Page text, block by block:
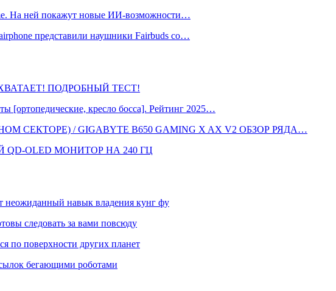
На ней покажут новые ИИ-возможности…
представили наушники Fairbuds со…
ХВАТАЕТ! ПОДРОБНЫЙ ТЕСТ!
кресло босса]. Рейтинг 2025…
СЕКТОРЕ) / GIGABYTE B650 GAMING X AX V2 ОБЗОР РЯДА…
QD-OLED МОНИТОР НА 240 ГЦ
навык владения кунг фу
следовать за вами повсюду
по поверхности других планет
бегающими роботами